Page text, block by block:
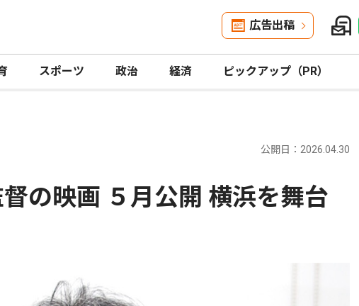
広告出稿
スポーツ 政治 経済 ピックアップ（PR）
公開日：2026.04.30
の映画 ５月公開 横浜を舞台